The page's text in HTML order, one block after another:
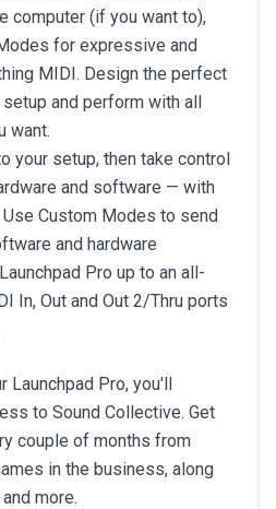
computer (if you want to),
for expressive and
MIDI. Design the perfect
and perform with all
want.
your setup, then take control
and software — with
Custom Modes to send
and hardware
Pro up to an all-
In, Out and Out 2/Thru ports
Launchpad Pro, you'll
to Sound Collective. Get
couple of months from
in the business, along
more.